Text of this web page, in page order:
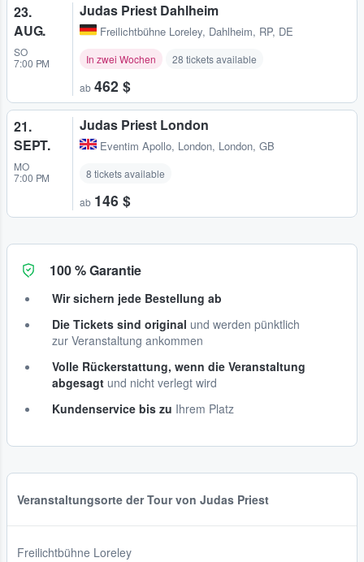
23.
AUG.
SO
7:00 PM
Judas Priest Dahlheim
Freilichtbühne Loreley, Dahlheim, RP, DE
In zwei Wochen 28 tickets available
ab 462 $
21.
SEPT.
MO
7:00 PM
Judas Priest London
Eventim Apollo, London, London, GB
8 tickets available
ab 146 $
100 % Garantie
Wir sichern jede Bestellung ab
Die Tickets sind original und werden pünktlich
zur Veranstaltung ankommen
Volle Rückerstattung, wenn die Veranstaltung
abgesagt und nicht verlegt wird
Kundenservice bis zu Ihrem Platz
Veranstaltungsorte der Tour von Judas Priest
Freilichtbühne Loreley